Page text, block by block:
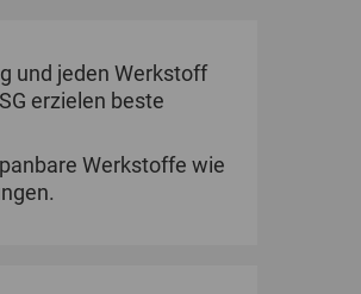
und jeden Werkstoff
erzielen beste
Werkstoffe wie